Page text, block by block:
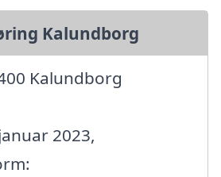
Kalundborg
Kalundborg
2023,